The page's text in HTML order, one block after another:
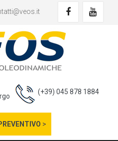
(+39) 045 878 1884
>